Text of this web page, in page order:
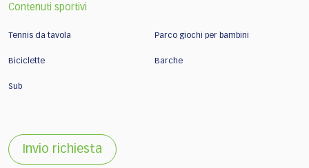
Contenuti sportivi
Tennis da tavola Parco giochi per bambini
Biciclette Barche
Sub
Invio richiesta